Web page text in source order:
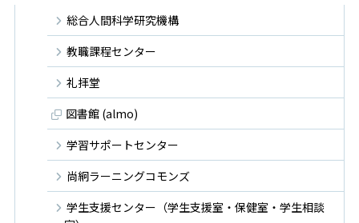
総合人間科学研究機構
教職課程センター
礼拝堂
図書館 (almo)
学習サポートセンター
尚絅ラーニングコモンズ
学生支援センター（学生支援室・保健室・学生相談